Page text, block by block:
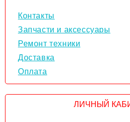
Контакты
Запчасти и аксессуары
Ремонт техники
Доставка
Оплата
ЛИЧНЫЙ